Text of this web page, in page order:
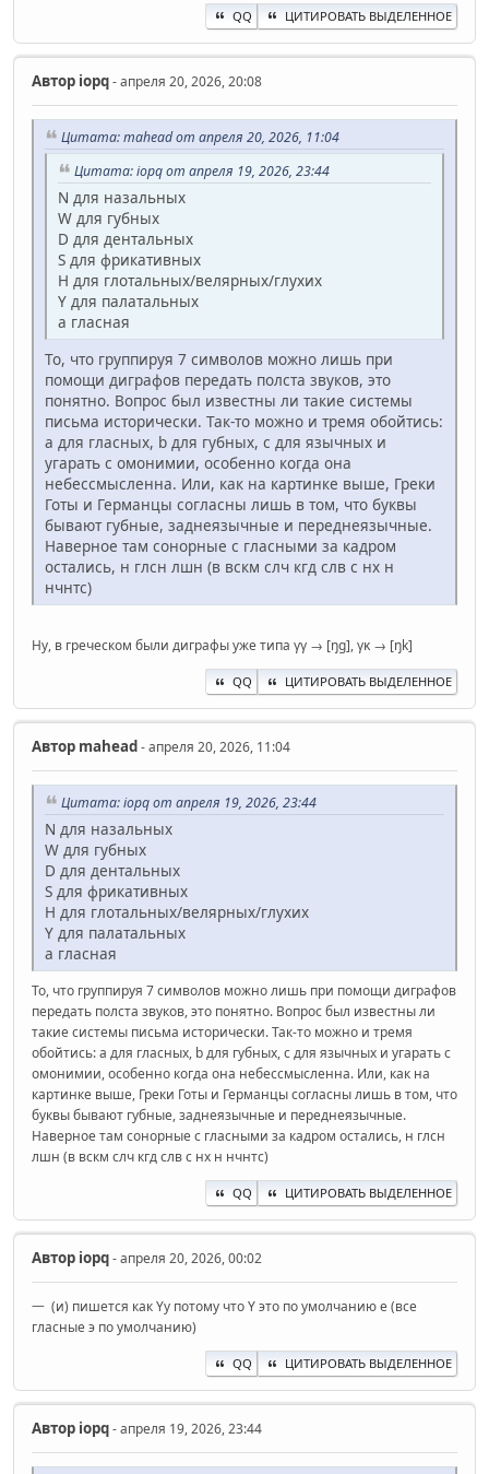
QQ ЦИТИРОВАТЬ ВЫДЕЛЕННОЕ
Автор iopq- апреля 20, 2026, 20:08
Цитата: mahead от апреля 20, 2026, 11:04
Цитата: iopq от апреля 19, 2026, 23:44
N для назальных
W для губных
D для дентальных
S для фрикативных
H для глотальных/велярных/глухих
Y для палатальных
a гласная
То, что группируя 7 символов можно лишь при
помощи диграфов передать полста звуков, это
понятно. Вопрос был известны ли такие системы
письма исторически. Так-то можно и тремя обойтись:
a для гласных, b для губных, c для язычных и
угарать с омонимии, особенно когда она
небессмысленна. Или, как на картинке выше, Греки
Готы и Германцы согласны лишь в том, что буквы
бывают губные, заднеязычные и переднеязычные.
Наверное там сонорные с гласными за кадром
остались, н глсн лшн (в вскм слч кгд слв с нх н
нчнтс)
Ну, в греческом были диграфы уже типа γγ → [ŋg], γκ → [ŋk]
QQ ЦИТИРОВАТЬ ВЫДЕЛЕННОЕ
Автор mahead- апреля 20, 2026, 11:04
Цитата: iopq от апреля 19, 2026, 23:44
N для назальных
W для губных
D для дентальных
S для фрикативных
H для глотальных/велярных/глухих
Y для палатальных
a гласная
То, что группируя 7 символов можно лишь при помощи диграфов
передать полста звуков, это понятно. Вопрос был известны ли
такие системы письма исторически. Так-то можно и тремя
обойтись: a для гласных, b для губных, c для язычных и угарать с
омонимии, особенно когда она небессмысленна. Или, как на
картинке выше, Греки Готы и Германцы согласны лишь в том, что
буквы бывают губные, заднеязычные и переднеязычные.
Наверное там сонорные с гласными за кадром остались, н глсн
лшн (в вскм слч кгд слв с нх н нчнтс)
QQ ЦИТИРОВАТЬ ВЫДЕЛЕННОЕ
Автор iopq- апреля 20, 2026, 00:02
一 (и) пишется как Yy потому что Y это по умолчанию е (все
гласные э по умолчанию)
QQ ЦИТИРОВАТЬ ВЫДЕЛЕННОЕ
Автор iopq- апреля 19, 2026, 23:44